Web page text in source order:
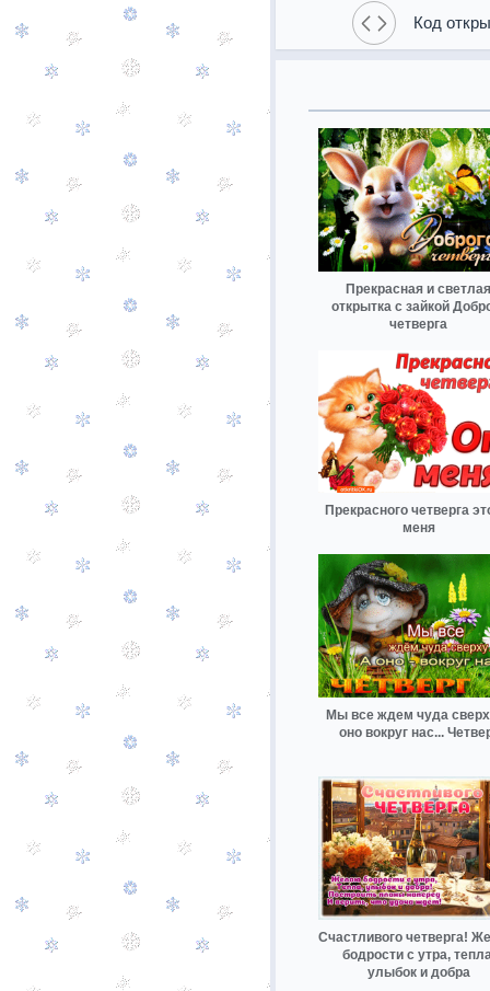
Код
Прекрасная и светлая
открытка с зайкой
четверга
Прекрасного четверга
меня
Мы все ждем чуда
оно вокруг нас...
Счастливого четверга!
бодрости с утра,
улыбок и добра